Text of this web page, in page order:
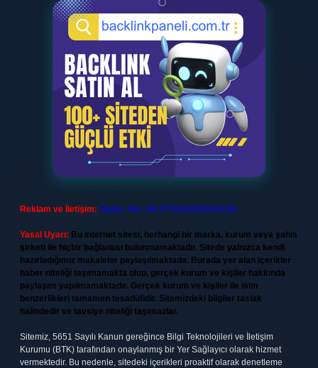
Reklam ve İletişim: Skype: live:.cid.575569c608265c69
Yasal Uyarı: Bu internet sitesi, herhangi bir marka, kurum veya şahıs
şirketi ile hiçbir bağlantısı bulunmamaktadır. Sitede yalnızca kendi
hazırladığımız makaleler paylaşılmaktadır. Burada yer alan içerikler
haber niteliği taşımamakta olup, gerçek kurum ve kişiler hakkında
paylaşım yapılmamaktadır. Gerçek kurum ve kişiler ile isim
benzerlikleri tamamen tesadüfidir. Sitemizdeki bilgiler taslak
halindedir ve tavsiye niteliği taşımazlar.
Sitemiz, 5651 Sayılı Kanun gereğince Bilgi Teknolojileri ve İletişim
Kurumu (BTK) tarafından onaylanmış bir Yer Sağlayıcı olarak hizmet
vermektedir. Bu nedenle, sitedeki içerikleri proaktif olarak denetleme